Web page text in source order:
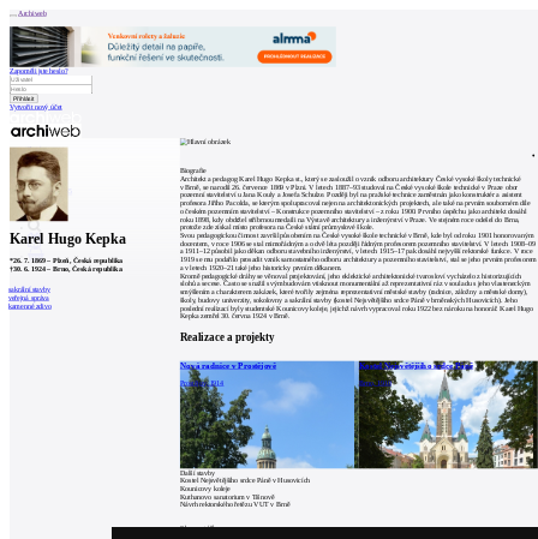
Archiweb
Zapoměli jste heslo?
Vytvořit nový účet
Zprávy
Architekti
Stavby
Katalog
E-shop
Burza práce
en
Karel Hugo Kepka
*26. 7. 1869– Plzeň, Česká republika
†30. 6. 1924– Brno, Česká republika
sakrální stavby
veřejná správa
kamenné zdivo
Biografie
Architekt a pedagog Karel Hugo Kepka st., který se zasloužil o vznik odboru architektury České vysoké školy technické
v Brně, se narodil 26. července 1869 v Plzni. V letech 1887–93 studoval na České vysoké škole technické v Praze obor
pozemní stavitelství u Jana Kouly a Josefa Schulze. Později byl na pražské technice zaměstnán jako konstruktér a asistent
profesora Jiřího Pacolda, se kterým spolupracoval nejen na architektonických projektech, ale také na prvním souborném díle
o českém pozemním stavitelství – Konstrukce pozemního stavitelství – z roku 1900. Prvního úspěchu jako architekt dosáhl
roku 1898, kdy obdržel stříbrnou medaili na Výstavě architektury a inženýrství v Praze. Ve stejném roce odešel do Brna,
protože zde získal místo profesora na České státní průmyslové škole.
Svou pedagogickou činnost završil působením na České vysoké škole technické v Brně, kde byl od roku 1901 honorovaným
docentem, v roce 1906 se stal mimořádným a o dvě léta později řádným profesorem pozemního stavitelství. V letech 1908–09
a 1911–12 působil jako děkan odboru stavebního inženýrství, v letech 1915–17 pak dosáhl nejvyšší rektorské funkce. V roce
1919 se mu podařilo prosadit vznik samostatného odboru architektury a pozemního stavitelství, stal se jeho prvním profesorem
a v letech 1920–21 také jeho historicky prvním děkanem.
Kromě pedagogické dráhy se věnoval projektování, jeho eklektické architektonické tvarosloví vycházelo z historizujících
slohů a secese. Často se snažil svým budovám vtisknout monumentální až reprezentativní ráz v souladu s jeho vlasteneckým
smýšlením a charakterem zakázek, které tvořily zejména reprezentativní městské stavby (radnice, záložny a městské domy),
školy, budovy univerzity, sokolovny a sakrální stavby (kostel Nejsvětějšího srdce Páně v brněnských Husovicích). Jeho
poslední realizací byly studentské Kounicovy koleje, jejichž návrh vypracoval roku 1922 bez nároku na honorář. Karel Hugo
Kepka zemřel 30. června 1924 v Brně.
Realizace a projekty
Nová radnice v Prostějově
Prostějov, 1914
Kostel Nejsvětějšího srdce Páně
Brno, 1910
Další stavby
Kostel Nejsvětějšího srdce Páně v Husovicích
Kounicovy koleje
Kuthanovo sanatorium v Tišnově
Návrh rektorského řetězu VUT v Brně
0komentářů